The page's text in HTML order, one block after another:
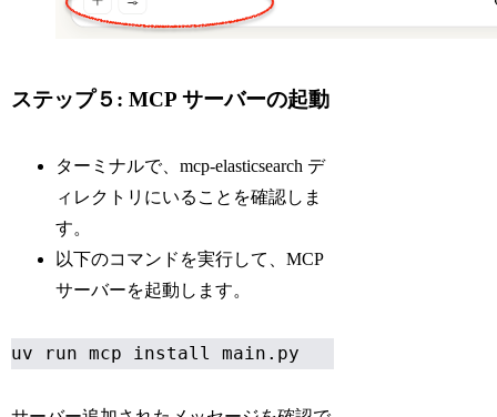
ステップ５: MCP サーバーの起動
ターミナルで、mcp-elasticsearch デ
ィレクトリにいることを確認しま
す。
以下のコマンドを実行して、MCP
サーバーを起動します。
uv run mcp install main.py